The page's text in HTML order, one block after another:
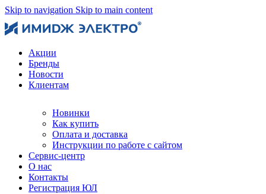
Skip to navigation Skip to main content
Акции
Бренды
Новости
Клиентам
Новинки
Как купить
Оплата и доставка
Инструкции по работе с сайтом
Сервис-центр
О нас
Контакты
Регистрация ЮЛ